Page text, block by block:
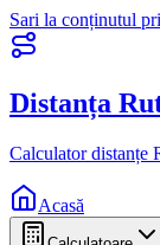
Sari la conținutul
Distanța
Calculator distanțe
Acasă